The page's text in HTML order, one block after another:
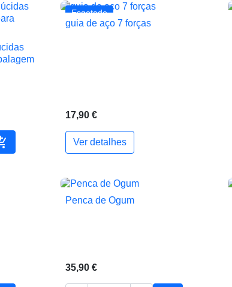
Adicionar ao carrinho
Esgotado
 Vista rápida
guia de aço 7 forças
17,90 €
Ver detalhes
 Vista rápida
Penca de Ogum
35,90 €